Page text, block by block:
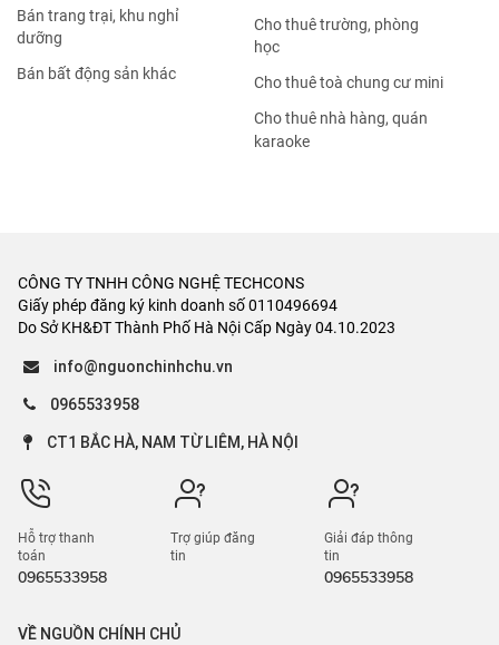
Bán trang trại, khu nghỉ
dưỡng
Bán bất động sản khác
Cho thuê trường, phòng
học
Cho thuê toà chung cư mini
Cho thuê nhà hàng, quán
karaoke
CÔNG TY TNHH CÔNG NGHỆ TECHCONS
Giấy phép đăng ký kinh doanh số 0110496694
Do Sở KH&ĐT Thành Phố Hà Nội Cấp Ngày 04.10.2023
info@nguonchinhchu.vn
0965533958
CT1 BẮC HÀ, NAM TỪ LIÊM, HÀ NỘI
Hỗ trợ thanh
toán
0965533958
Trợ giúp đăng
tin
Giải đáp thông
tin
0965533958
VỀ NGUỒN CHÍNH CHỦ